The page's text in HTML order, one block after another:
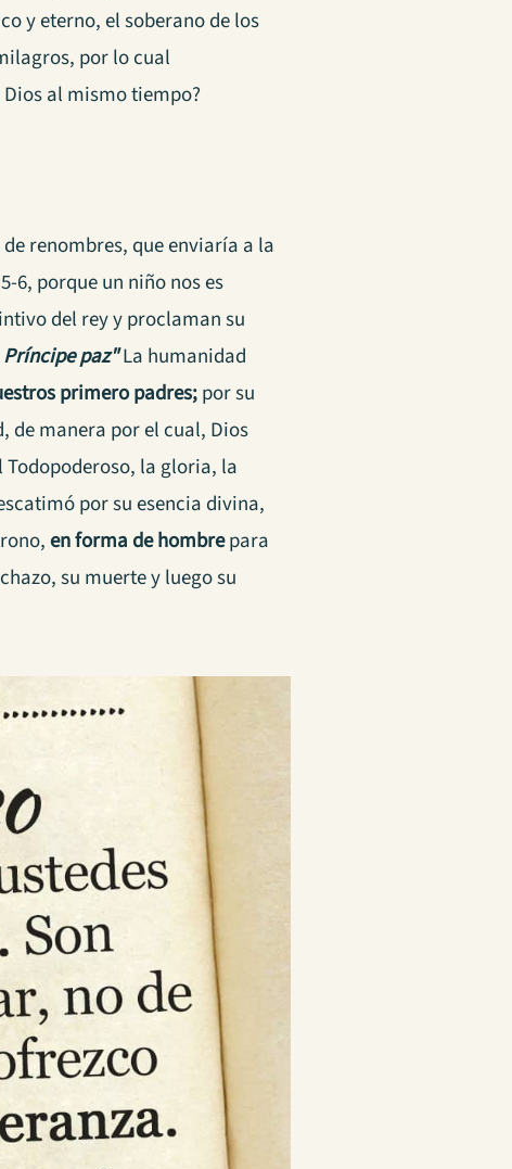
y eterno, el soberano de los
por lo cual
al mismo tiempo?
renombres, que enviaría a la
6, porque un niño nos es
del rey y proclaman su
paz"La humanidad
primero padres;por su
de manera por el cual, Dios
Todopoderoso, la gloria, la
por su esencia divina,
en forma de hombrepara
su muerte y luego su